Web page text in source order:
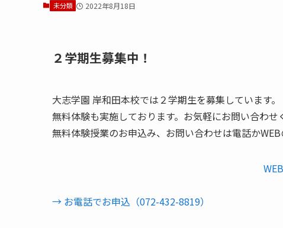
未分類 2022年8月18日
２学期生募集中！
大志学園 岸和田本校では２学期生を募集しています。
無料体験も実施しております。お気軽にお問い合わせ
無料体験授業のお申込み、お問い合わせは電話か
→ お電話でお申込（072-432-8819）